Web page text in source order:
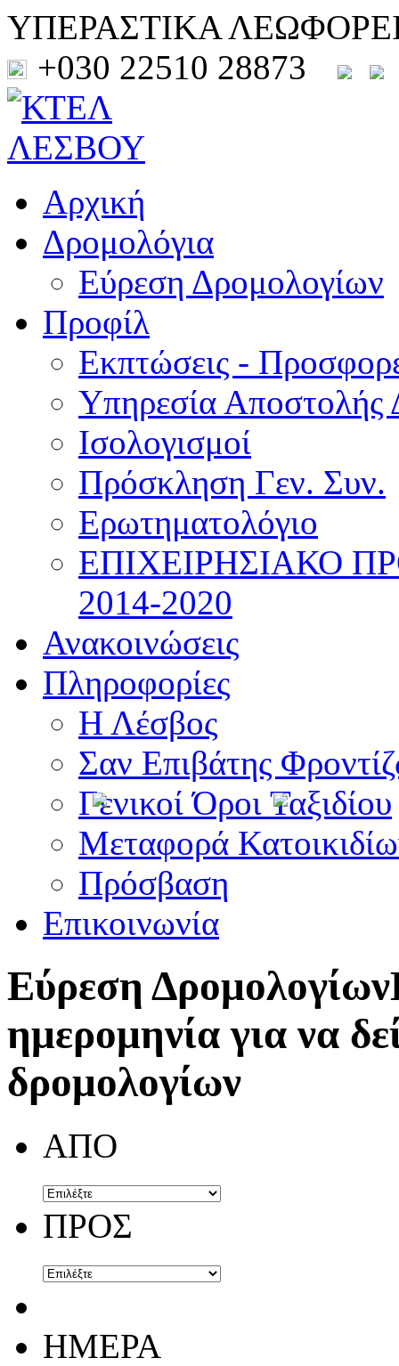
ΥΠΕΡΑΣΤΙΚΑ
+030 22510 28873
Αρχική
Δρομολόγια
Εύρεση Δρομολογίων
Προφίλ
Εκπτώσεις -
Υπηρεσία Αποστολής
Ισολογισμοί
Πρόσκληση Γεν. Συν.
Ερωτηματολόγιο
ΕΠΙΧΕΙΡΗΣΙΑΚΟ
2014-2020
Ανακοινώσεις
Πληροφορίες
Η Λέσβος
Σαν Επιβάτης
Γενικοί Όροι Ταξιδίου
Μεταφορά
Πρόσβαση
Επικοινωνία
Εύρεση Δρομολογίων
ημερομηνία για να
δρομολογίων
ΑΠΟ
ΠΡΟΣ
ΗΜΕΡΑ